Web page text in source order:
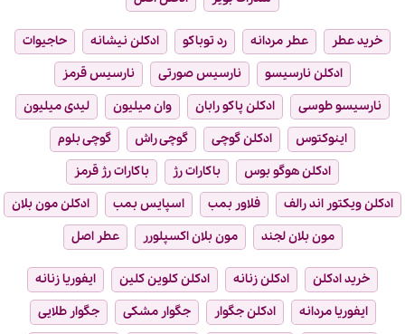
خرید عطر عطر مردانه رد توباکو ادکلن نیشانه
حاجیوات
ادکلن نارسیسو
نارسیس صورتی
نارسیس قرمز
نارسیسو طوسی
ادکلن پاکو رابان وان میلیون
لیدی میلیون
اینوکتوس
ادکلن گوچی گوچی راش
گوچی بلوم
ادکلن هوگو بوس
باکارات رژ
باکارات رژ قرمز
ادکلن ویکتور اند رالف
فلاور بمب اسپایس بمب
ادکلن مون بلان
مون بلان لجند
مون بلان اکسپلورر عطر اصل
خرید ادکلن ادکلن زنانه ادکلن کلوین کلین
ایفوریا زنانه
ایفوریا مردانه
ادکلن جگوار جگوار مشکی
جگوار طلایی